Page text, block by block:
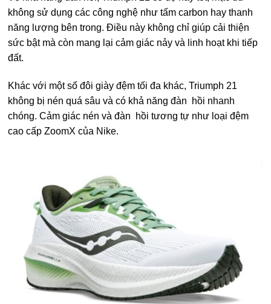
không sử dụng các công nghệ như tấm carbon hay thanh
năng lượng bên trong. Điều này không chỉ giúp cải thiện
sức bật mà còn mang lại cảm giác nảy và linh hoạt khi tiếp
đất.
Khác với một số đôi giày đệm tối đa khác, Triumph 21
không bị nén quá sâu và có khả năng đàn hồi nhanh
chóng. Cảm giác nén và đàn hồi tương tự như loại đệm
cao cấp ZoomX của Nike.